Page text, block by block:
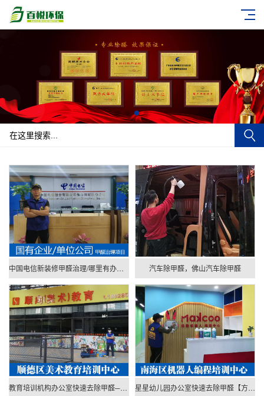
中国电信新装修甲醛治理/哪里有办公室除甲醛[广州佛山] 汽车除甲醛，佛山汽车除甲醛
教育培训机构办公室快速去除甲醛─方法专业 星星幼儿园办公室快速去除甲醛【方法专业】